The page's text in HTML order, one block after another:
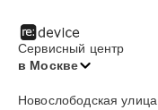
Сервисный центр
в Москве
Новослободская